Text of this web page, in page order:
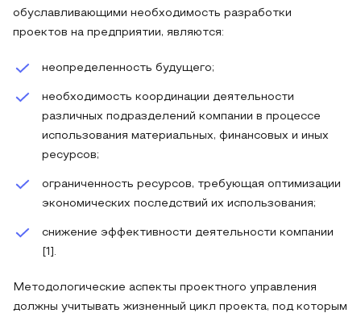
обуславливающими необходимость разработки
проектов на предприятии, являются:
неопределенность будущего;
необходимость координации деятельности
различных подразделений компании в процессе
использования материальных, финансовых и иных
ресурсов;
ограниченность ресурсов, требующая оптимизации
экономических последствий их использования;
снижение эффективности деятельности компании
[1].
Методологические аспекты проектного управления
должны учитывать жизненный цикл проекта, под которым